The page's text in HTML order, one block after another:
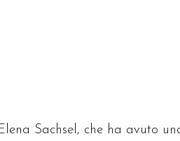
Sachsel, che ha avuto